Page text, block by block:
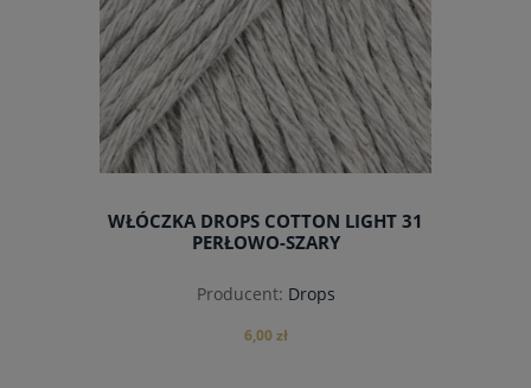
WŁÓCZKA DROPS COTTON LIGHT 31
PERŁOWO-SZARY
Producent: Drops
6,00 zł